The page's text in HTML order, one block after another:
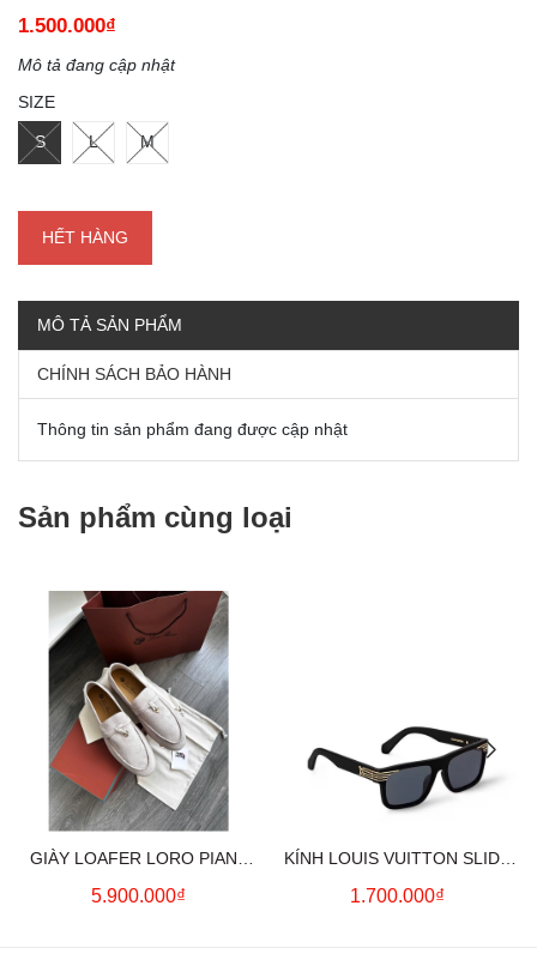
1.500.000₫
Mô tả đang cập nhật
SIZE
S L M
HẾT HÀNG
MÔ TẢ SẢN PHẨM
CHÍNH SÁCH BẢO HÀNH
Thông tin sản phẩm đang được cập nhật
Sản phẩm cùng loại
GIÀY LOAFER LORO PIANA
SUMMER CHARMS (CREAM)
5.900.000₫
KÍNH LOUIS VUITTON SLIDE
SQUARE SUNGLASSES
1.700.000₫